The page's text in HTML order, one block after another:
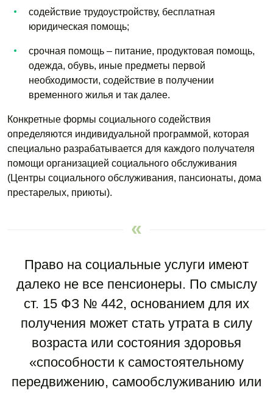
содействие трудоустройству, бесплатная
юридическая помощь;
срочная помощь – питание, продуктовая помощь,
одежда, обувь, иные предметы первой
необходимости, содействие в получении
временного жилья и так далее.
Конкретные формы социального содействия
определяются индивидуальной программой, которая
специально разрабатывается для каждого получателя
помощи организацией социального обслуживания
(Центры социального обслуживания, пансионаты, дома
престарелых, приюты).
Право на социальные услуги имеют
далеко не все пенсионеры. По смыслу
ст. 15 ФЗ № 442, основанием для их
получения может стать утрата в силу
возраста или состояния здоровья
«способности к самостоятельному
передвижению, самообслуживанию или